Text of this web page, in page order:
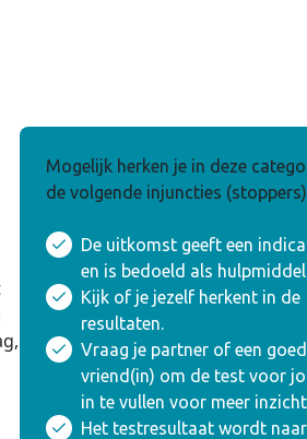
Mogelijk herken je in deze
de volgende injuncties
De uitkomst geeft een
en is bedoeld als
Kijk of je jezelf herkent in de
resultaten.
Vraag je partner of een
vriend(in) om de test voor
in te vullen voor meer
Het testresultaat wordt